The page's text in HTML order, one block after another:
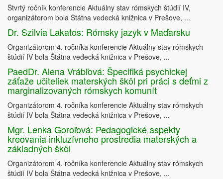
Štvrtý ročník konferencie Aktuálny stav rómskych štúdií IV,
organizátorom bola Štátna vedecká knižnica v Prešove, ...
Dr. Szilvia Lakatos: Rómsky jazyk v Maďarsku
Organizátorom 4. ročníka konferencie Aktuálny stav rómskych
štúdií IV bola Štátna vedecká knižnica v Prešove, ...
PaedDr. Alena Vrábľová: Špecifiká psychickej
záťaže učiteliek materských škôl pri práci s deťmi z
marginalizovaných rómskych komunít
Organizátorom 4. ročníka konferencie Aktuálny stav rómskych
štúdií IV bola Štátna vedecká knižnica v Prešove, ...
Mgr. Lenka Goroľová: Pedagogické aspekty
kreovania inkluzívneho prostredia materských a
základných škôl
Organizátorom 4. ročníka konferencie Aktuálny stav rómskych
štúdií IV bola Štátna vedecká knižnica v Prešove, ...